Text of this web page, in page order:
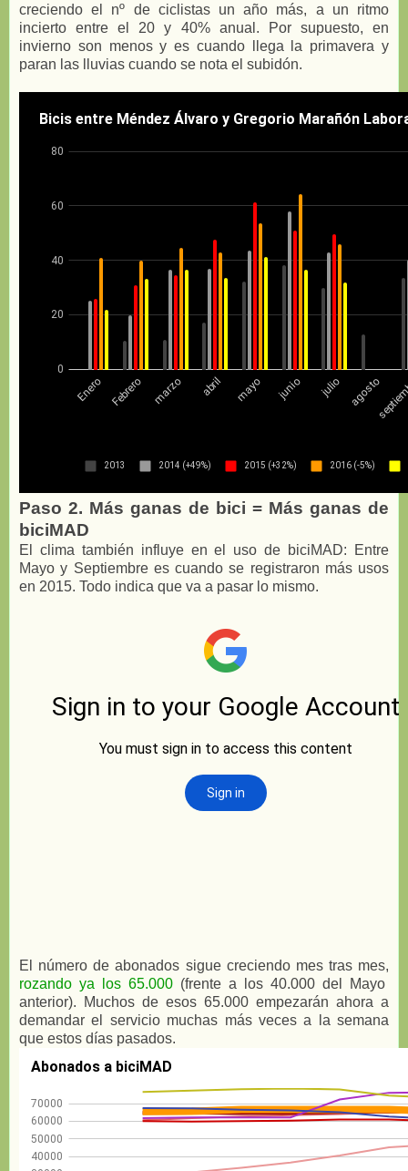
creciendo el nº de ciclistas un año más, a un ritmo
incierto entre el 20 y 40% anual. Por supuesto, en
invierno son menos y es cuando llega la primavera y
paran las lluvias cuando se nota el subidón.
Paso 2. Más ganas de bici = Más ganas de
biciMAD
El clima también influye en el uso de biciMAD: Entre
Mayo y Septiembre es cuando se registraron más usos
en 2015. Todo indica que va a pasar lo mismo.
El número de abonados sigue creciendo mes tras mes,
rozando ya los 65.000 (frente a los 40.000 del Mayo
anterior). Muchos de esos 65.000 empezarán ahora a
demandar el servicio muchas más veces a la semana
que estos días pasados.